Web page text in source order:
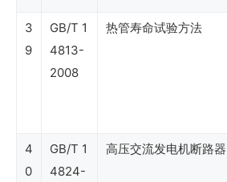
（信
3
9
GB/T 1
4813-
2008
热管寿命试验方法
4
0
GB/T 1
4824-
高压交流发电机断路器